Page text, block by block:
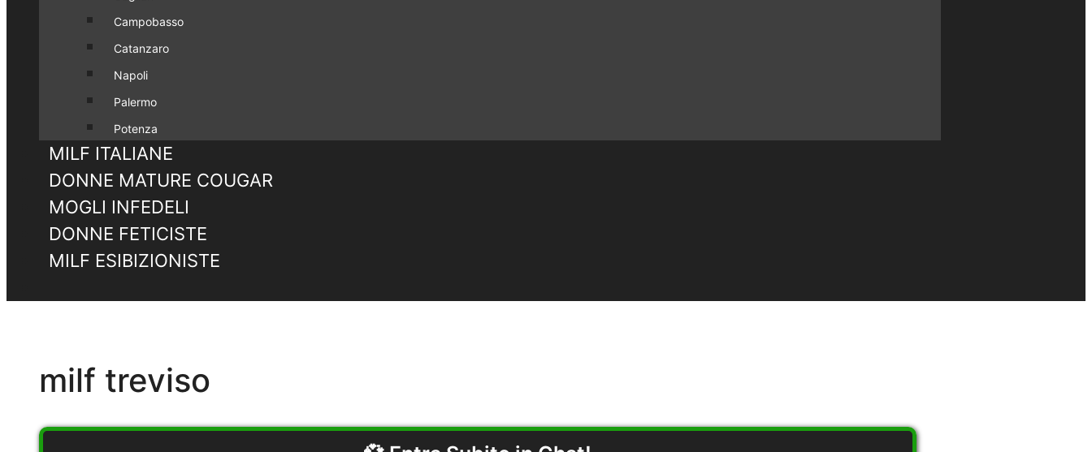
Campobasso
Catanzaro
Napoli
Palermo
Potenza
MILF ITALIANE
DONNE MATURE COUGAR
MOGLI INFEDELI
DONNE FETICISTE
MILF ESIBIZIONISTE
milf treviso